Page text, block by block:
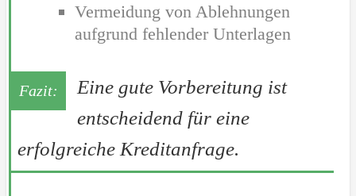
Vermeidung von Ablehnungen
aufgrund fehlender Unterlagen
Eine gute Vorbereitung ist
entscheidend für eine
erfolgreiche Kreditanfrage.